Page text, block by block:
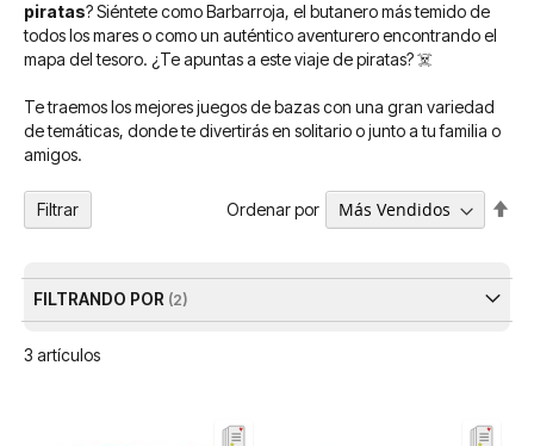
piratas? Siéntete como Barbarroja, el butanero más temido de
todos los mares o como un auténtico aventurero encontrando el
mapa del tesoro. ¿Te apuntas a este viaje de piratas? ☠️
Te traemos los mejores juegos de bazas con una gran variedad
de temáticas, donde te divertirás en solitario o junto a tu familia o
amigos.
3 artículos
Ordenar por
Filtrar
FILTRANDO POR